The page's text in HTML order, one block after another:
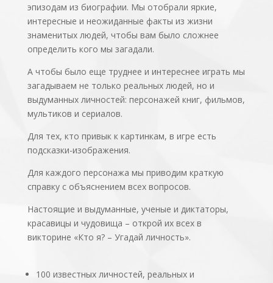
эпизодам из биографии. Мы отобрали яркие,
интересные и неожиданные факты из жизни
знаменитых людей, чтобы вам было сложнее
определить кого мы загадали.
А чтобы было еще труднее и интереснее играть мы
загадываем не только реальных людей, но и
выдуманных личностей: персонажей книг, фильмов,
мультиков и сериалов.
Для тех, кто привык к картинкам, в игре есть
подсказки-изображения.
Для каждого персонажа мы приводим краткую
справку с объяснением всех вопросов.
Настоящие и выдуманные, ученые и диктаторы,
красавицы и чудовища – открой их всех в
викторине «Кто я? – Угадай личность».
100 известных личностей, реальных и